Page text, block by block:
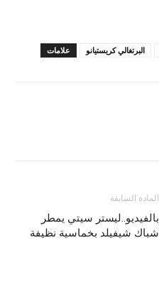
علامات البرتغالي كريستيانو
المادة السابقة
بالفيديو..ليستر سيتي يمطر
شباك شيفيلد بخماسية نظيفة